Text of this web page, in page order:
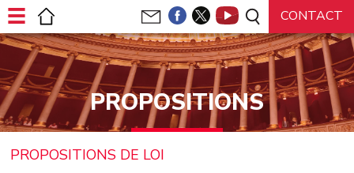
PROPOSITIONS
PROPOSITIONS DE LOI
Panneau de gestion des cookies